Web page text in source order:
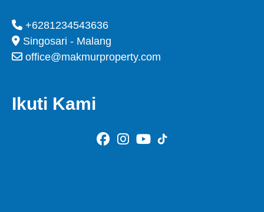
+6281234543636
Singosari - Malang
office@makmurproperty.com
Ikuti Kami